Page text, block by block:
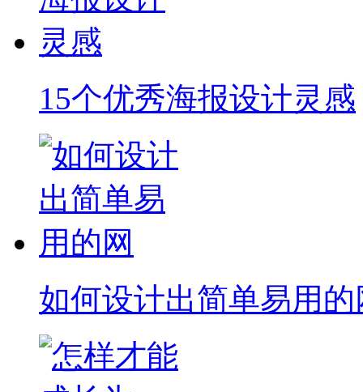
15个优秀海报设计灵感
如何设计出简单易用的